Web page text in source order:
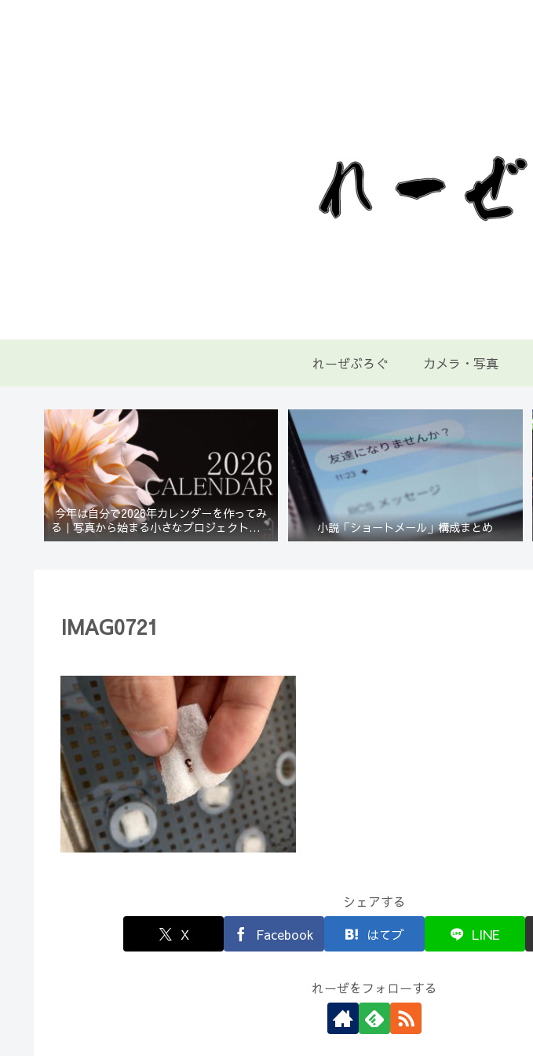
れーぜぶろぐ カメラ・写真
今年は自分で2026年カレンダーを作ってみ
る｜写真から始まる小さなプロジェクト【一
灯花】
小説「ショートメール」構成まとめ
IMAG0721
シェアする
X
Facebook はてブ LINE
れーぜをフォローする